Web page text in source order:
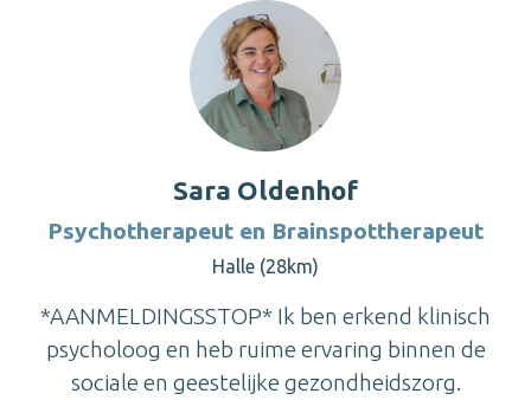
Sara Oldenhof
Psychotherapeut en Brainspottherapeut
Halle (28km)
*AANMELDINGSSTOP* Ik ben erkend klinisch
psycholoog en heb ruime ervaring binnen de
sociale en geestelijke gezondheidszorg.